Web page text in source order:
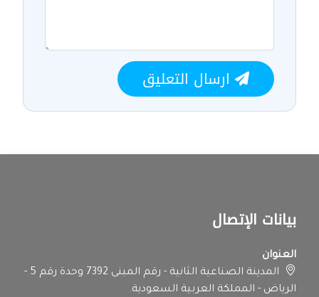
ارسال التعليق
بيانات الإتصال
العنوان
المدينة الصناعية الثانية - رقم المبنى 7392 وحدة رقم 5 -
الرياض - المملكة العربية السعودية.